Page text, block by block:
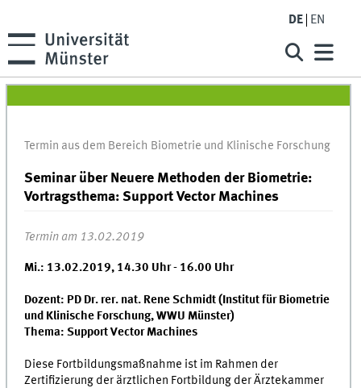
DE EN
Termin aus dem Bereich Biometrie und Klinische Forschung
Seminar über Neuere Methoden der Biometrie:
Vortragsthema: Support Vector Machines
Termin am 13.02.2019
Mi.: 13.02.2019, 14.30 Uhr - 16.00 Uhr
Dozent: PD Dr. rer. nat. Rene Schmidt (Institut für Biometrie
und Klinische Forschung, WWU Münster)
Thema: Support Vector Machines
Diese Fortbildungsmaßnahme ist im Rahmen der
Zertifizierung der ärztlichen Fortbildung der Ärztekammer